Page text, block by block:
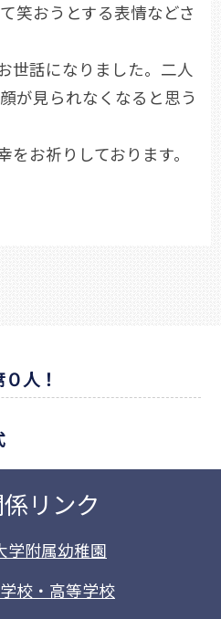
笑おうとする表情などさ
世話になりました。二人
が見られなくなると思う
お祈りしております。
人！
リンク
学附属幼稚園
校・高等学校